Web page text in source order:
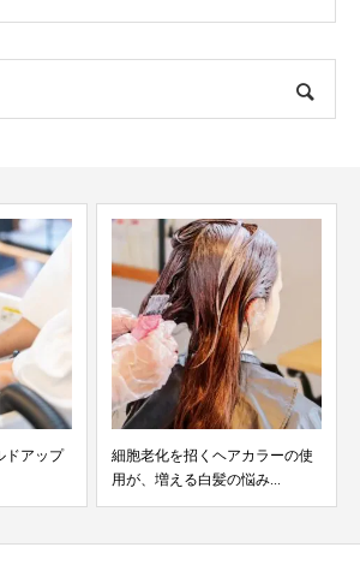
ドアップ
細胞老化を招くヘアカラーの使
用が、増える白髪の悩み...